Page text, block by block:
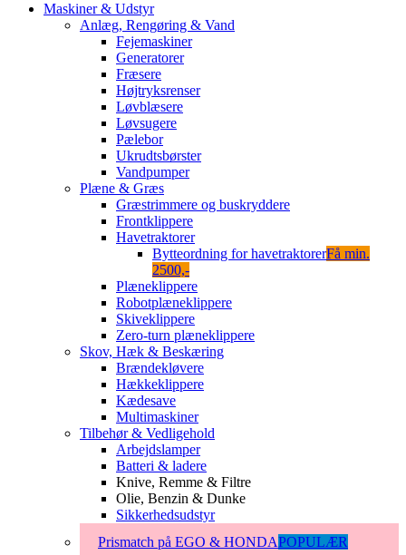
Maskiner & Udstyr
Anlæg, Rengøring & Vand
Fejemaskiner
Generatorer
Fræsere
Højtryksrenser
Løvblæsere
Løvsugere
Pælebor
Ukrudtsbørster
Vandpumper
Plæne & Græs
Græstrimmere og buskryddere
Frontklippere
Havetraktorer
Bytteordning for havetraktorerFå min.
2500,-
Plæneklippere
Robotplæneklippere
Skiveklippere
Zero-turn plæneklippere
Skov, Hæk & Beskæring
Brændekløvere
Hækkeklippere
Kædesave
Multimaskiner
Tilbehør & Vedligehold
Arbejdslamper
Batteri & ladere
Knive, Remme & Filtre
Olie, Benzin & Dunke
Sikkerhedsudstyr
Prismatch på EGO & HONDAPOPULÆR